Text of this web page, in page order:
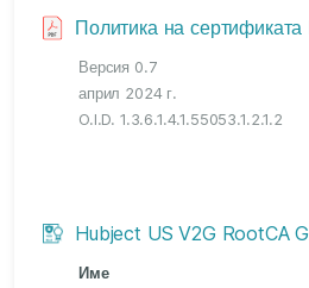
Политика на
Версия 0.7
април 2024 г.
O.I.D. 1.3.6.1.4.1.55053.1.2.1.2
Hubject US V2G RootCA
Име